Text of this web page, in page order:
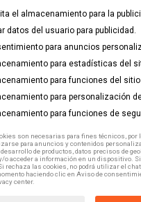
son limitadas, ¡reserva
el almacenamiento para la
datos del usuario para publicidad.
para anuncios
para estadísticas del
para funciones del sitio
para personalización
para funciones de
son necesarias para fines técnicos, por
para anuncios y contenidos
de productos, datos precisos de
o acceder a información en un dispositivo.
rechaza las cookies, no podrá utilizar el
haciendo clic en Aviso de
center.